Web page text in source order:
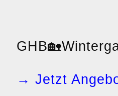
GHB🏡
→ Jetzt